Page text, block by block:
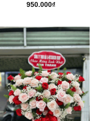
950.000₫